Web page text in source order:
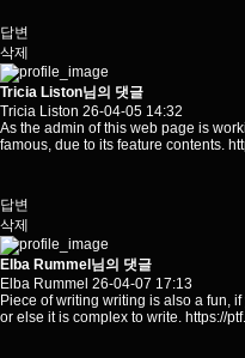
답변
삭제
Tricia Liston님의 댓글
Tricia Liston 26-04-05 14:32
As the admin of this web page is
famous, due to its feature contents.
답변
삭제
Elba Rummel님의 댓글
Elba Rummel 26-04-07 17:13
Piece of writing writing is also a fun,
or else it is complex to write. https://